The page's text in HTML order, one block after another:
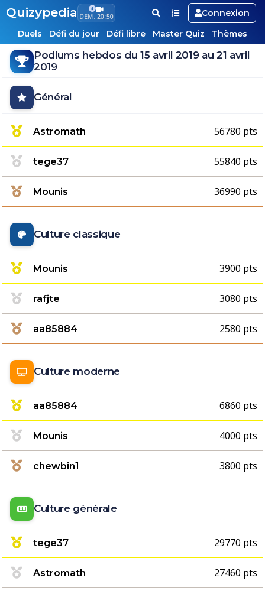
Quizypedia DEM. 20:50
Connexion
Duels
Défi du jour Défi libre Master Quiz Thèmes
Podiums hebdos du 15 avril 2019 au 21 avril
2019
Général
Astromath 56780 pts
tege37 55840 pts
Mounis 36990 pts
Culture classique
Mounis 3900 pts
rafjte 3080 pts
aa85884 2580 pts
Culture moderne
aa85884 6860 pts
Mounis 4000 pts
chewbin1 3800 pts
Culture générale
tege37 29770 pts
Astromath 27460 pts